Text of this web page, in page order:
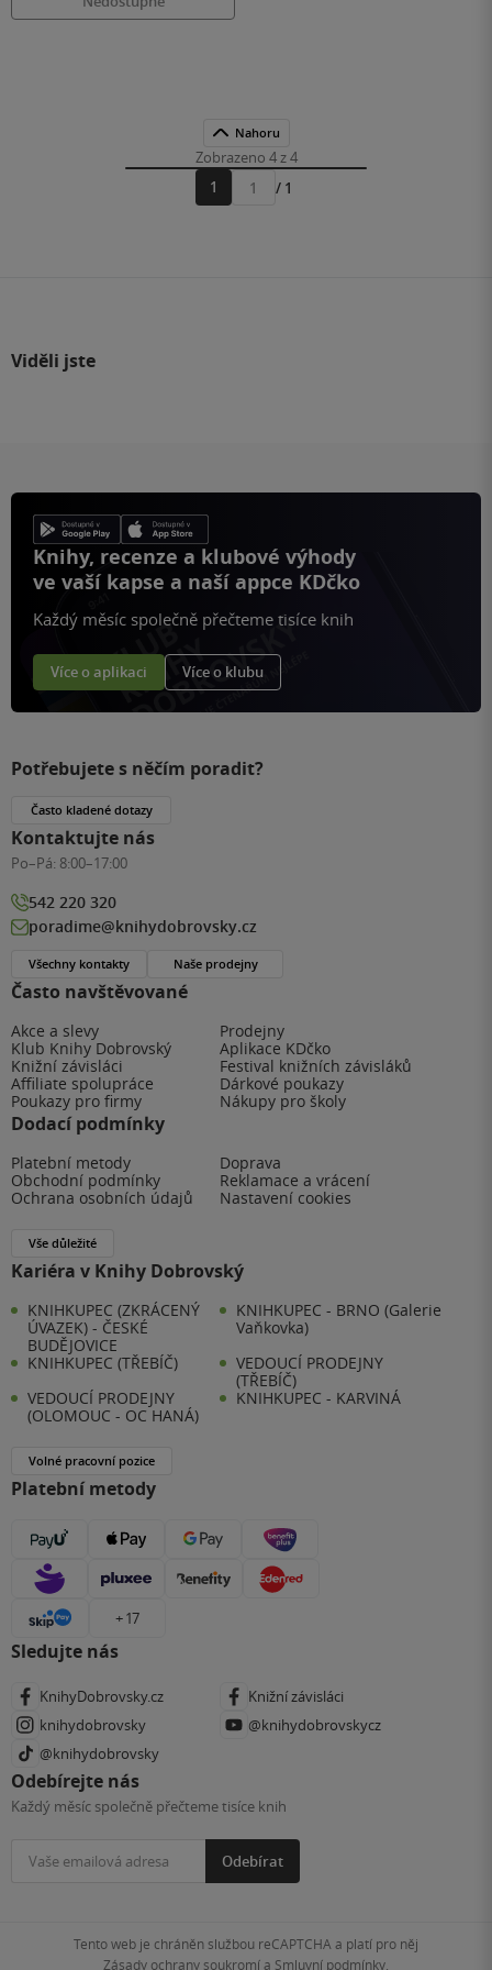
Nahoru
Zobrazeno 4 z 4
1
Přejít
/ 1
Viděli jste
Knihy, recenze a klubové výhody
ve vaší kapse a naší appce KDčko
Každý měsíc společně přečteme tisíce knih
Více o aplikaci Více o klubu
Často navštěvované
Akce a slevy
Prodejny
Klub Knihy Dobrovský
Aplikace KDčko
Knižní závisláci
Festival knižních závisláků
Affiliate spolupráce
Dárkové poukazy
Poukazy pro firmy
Nákupy pro školy
Dodací podmínky
Platební metody
Doprava
Obchodní podmínky
Reklamace a vrácení
Ochrana osobních údajů
Nastavení cookies
Vše důležité
Kariéra v Knihy Dobrovský
KNIHKUPEC (ZKRÁCENÝ
ÚVAZEK) - ČESKÉ
BUDĚJOVICE
KNIHKUPEC - BRNO (Galerie
Vaňkovka)
KNIHKUPEC (TŘEBÍČ)
VEDOUCÍ PRODEJNY
(TŘEBÍČ)
VEDOUCÍ PRODEJNY
(OLOMOUC - OC HANÁ)
KNIHKUPEC - KARVINÁ
Volné pracovní pozice
Platební metody
+ 17
Sledujte nás
KnihyDobrovsky.cz
Knižní závisláci
knihydobrovsky
@knihydobrovskycz
@knihydobrovsky
Odebírejte nás
Každý měsíc společně přečteme tisíce knih
Odebírat
Potřebujete s něčím poradit?
Často kladené dotazy
Kontaktujte nás
Po–Pá: 8:00–17:00
542 220 320
poradime@knihydobrovsky.cz
Všechny kontakty Naše prodejny
Tento web je chráněn službou reCAPTCHA a platí pro něj
Zásady ochrany soukromía Smluvní podmínky